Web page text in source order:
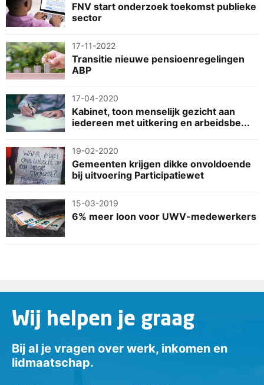
FNV start onderzoek toekomst publieke
sector
17-11-2022
Transitie nieuwe pensioenregelingen
ABP
17-04-2020
Kabinet, toon menselijk gezicht aan
iedereen met uitkering en arbeidsbe...
19-02-2020
Gemeenten krijgen dikke onvoldoende
bij uitvoering Participatiewet
15-03-2019
6% meer loon voor UWV-medewerkers
Wij helpen je graag
Bij al je vragen over werk, inkomen en
lidmaatschap.